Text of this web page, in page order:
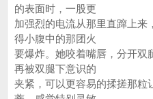
的表面时，一股更
加强烈的电流从那里直蹿上来
得小腹中的那团火
要爆炸。她咬着嘴唇，分开双
再被双腿下意识的
夹紧，可以更容易的揉搓那粒